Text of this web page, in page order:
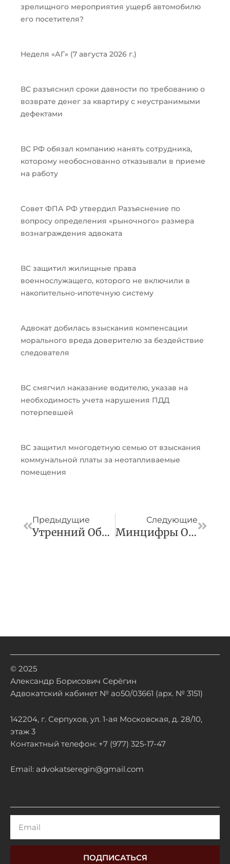
зрелищного мероприятия ущерб автомобилю
его посетителя?
Неделя «АГ» (7 августа 2026 г.)
ВС разъяснил сроки давности по требованию о
возврате денег за квартиру с неустранимыми
дефектами
ВС РФ обязал компанию нанять сотрудника,
которому необоснованно отказывали в приеме
на работу
Совет ФПА РФ утвердил Разъяснение по
вопросу определения «рыночного» размера
вознаграждения адвоката
ВС защитил жилищные права
военнослужащего, которого не включили в
накопительно-ипотечную систему
Адвокат добилась взыскания компенсации
морального вреда доверителю за бездействие
следователя
ВС смягчил наказание водителю, указав на
необходимость учета нарушения ПДД
потерпевшей
ВС защитил многодетную семью от взыскания
коммунальной платы за неотапливаемые
помещения
Предыдущие
Утренний Обзор За 26 Февраля
Следующие
Минцифры Обяжет Apple Разрешать Загружать Сторонние Приложения В
© 2025
Александр Борисович Серёгин
Адвокатский кабинет № ао50/03661 (арх. № 3151)
142204, г. Серпухов, ул. 1-ая Московская, д. 28/10,
этаж 3
Контактный телефон: +7 (977) 325-17-47
Email: advokatseregin@gmail.com
ПОДПИСАТЬСЯ